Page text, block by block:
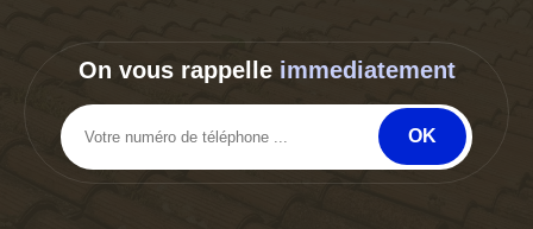
On vous rappelle immediatement